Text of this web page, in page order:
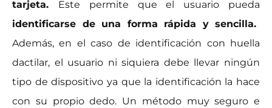
tarjeta. Este permite que el usuario pueda
identificarse de una forma rápida y sencilla.
Además, en el caso de identificación con huella
dactilar, el usuario ni siquiera debe llevar ningún
tipo de dispositivo ya que la identificación la hace
con su propio dedo. Un método muy seguro e